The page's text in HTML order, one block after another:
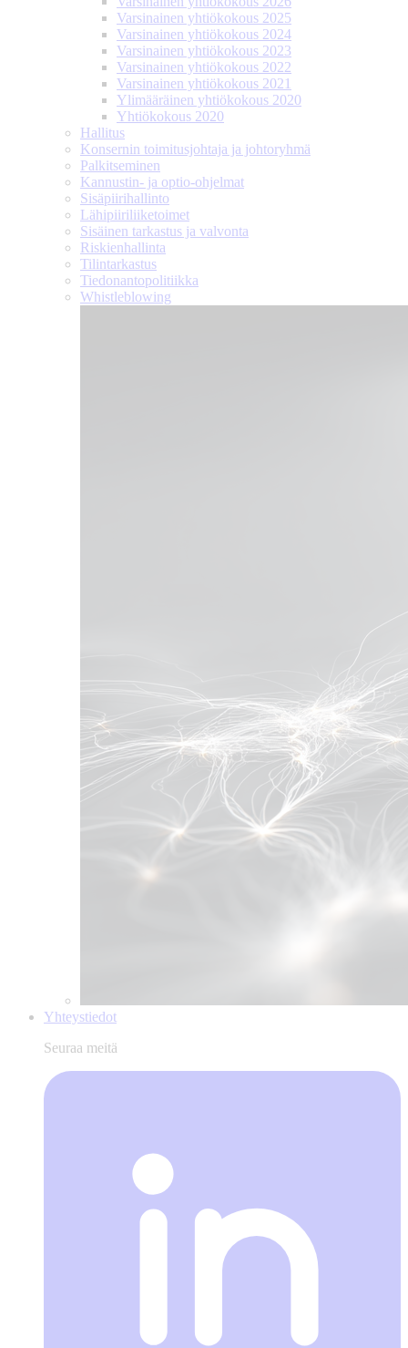
Varsinainen yhtiökokous 2025
Varsinainen yhtiökokous 2024
Varsinainen yhtiökokous 2023
Varsinainen yhtiökokous 2022
Varsinainen yhtiökokous 2021
Ylimääräinen yhtiökokous 2020
Yhtiökokous 2020
Hallitus
Konsernin toimitusjohtaja ja johtoryhmä
Palkitseminen
Kannustin- ja optio-ohjelmat
Sisäpiirihallinto
Lähipiiri­liiketoimet
Sisäinen tarkastus ja valvonta
Riskienhallinta
Tilintarkastus
Tiedonanto­politiikka
Whistleblowing
Yhteystiedot
Seuraa meitä